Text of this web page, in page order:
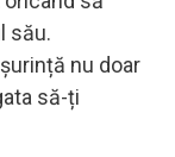
său.
nu doar
să-ți